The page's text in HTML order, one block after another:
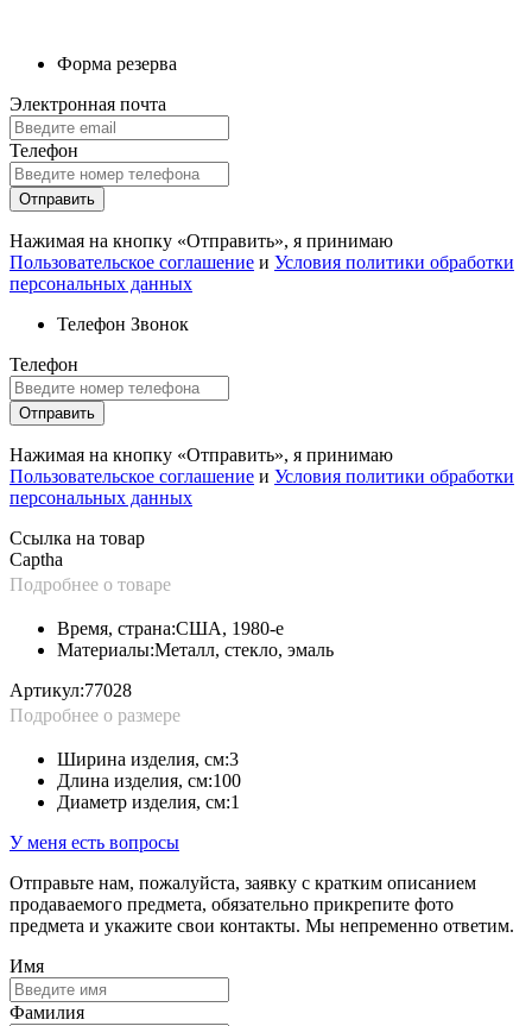
Форма резерва
Электронная почта
Телефон
Отправить
Нажимая на кнопку «Отправить», я принимаю
Пользовательское соглашение и Условия политики обработки
персональных данных
Телефон Звонок
Телефон
Отправить
Нажимая на кнопку «Отправить», я принимаю
Пользовательское соглашение и Условия политики обработки
персональных данных
Ссылка на товар
Captha
Подробнее о товаре
Материалы:Металл, стекло, эмаль
Время, страна:США, 1980-е
Артикул:77028
Подробнее о размере
Диаметр изделия, см:1
Длина изделия, см:100
Ширина изделия, см:3
У меня есть вопросы
Отправьте нам, пожалуйста, заявку с кратким описанием
продаваемого предмета, обязательно прикрепите фото
предмета и укажите свои контакты. Мы непременно ответим.
Имя
Фамилия